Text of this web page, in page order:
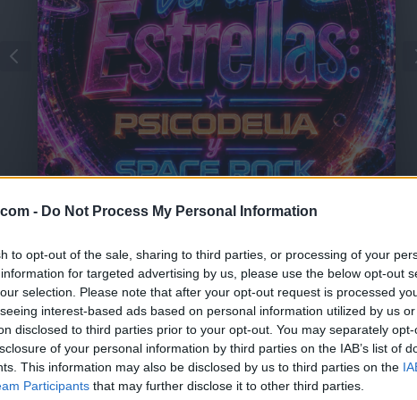
- Do Not Process My Personal Information
to opt-out of the sale, sharing to third parties, or processing of your
for targeted advertising by us, please use the below opt-out
selection. Please note that after your opt-out request is processed
interest-based ads based on personal information utilized by us
disclosed to third parties prior to your opt-out. You may separately
of your personal information by third parties on the IAB’s list of
This information may also be disclosed by us to third parties on the
Participants that may further disclose it to other third parties.
Añadir un comentario ...
Psicodelia y Space Rock 🎸✨
tus noches de astronomía. 🪐🎸 Desconecta, mira
al firmamento y siente la gravedad cero. 💾 ¡Guarda
esta colección para tu próxima noche estrellada!
H I J K L M N O P Q R S